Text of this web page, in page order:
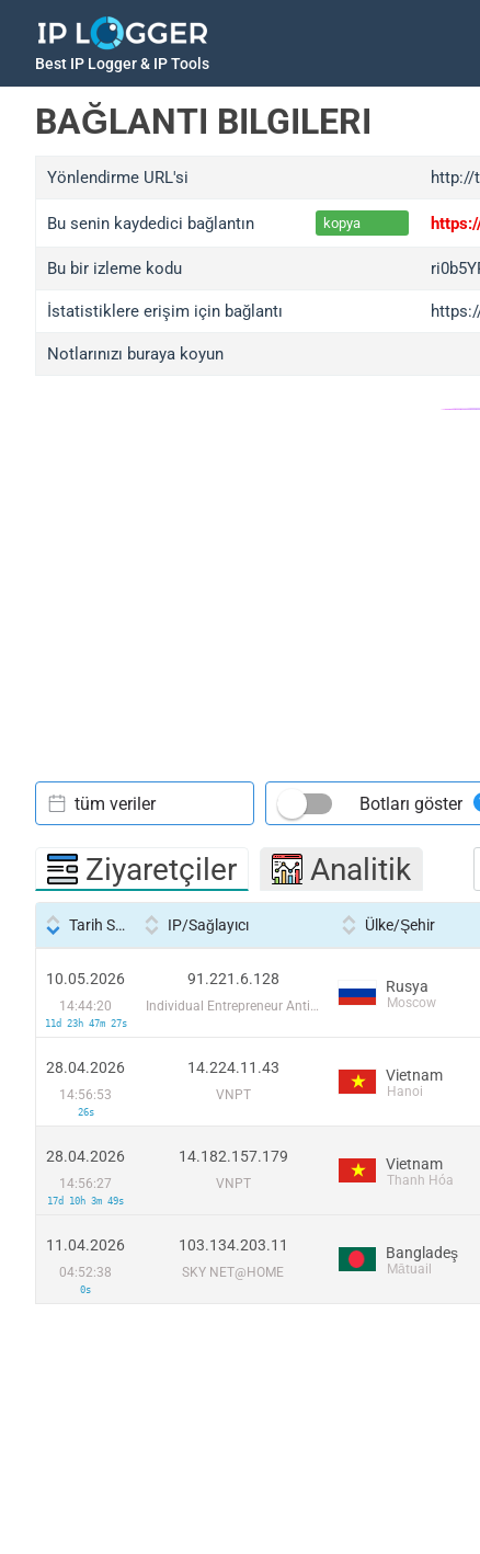
Best IP Logger & IP Tools
BAĞLANTI BILGILERI
Yönlendirme URL'si http://
Bu senin kaydedici bağlantın kopya
Bu bir izleme kodu
İstatistiklere erişim için bağlantı
Notlarınızı buraya koyun
tüm veriler Botları göster
Ziyaretçiler Analitik
Tarih Saati IP/Sağlayıcı Ülke/Şehir
10.05.2026
14:44:20
11d 23h 47m 27s
91.221.6.128
Individual Entrepreneur Antipov Andrey Vyacheslavovich
Rusya
Moscow
28.04.2026
14:56:53
26s
14.224.11.43
VNPT
Vietnam
Hanoi
28.04.2026
14:56:27
17d 10h 3m 49s
14.182.157.179
VNPT
Vietnam
Thanh Hóa
11.04.2026
04:52:38
0s
103.134.203.11
SKY NET@HOME
Bangladeş
Mātuail